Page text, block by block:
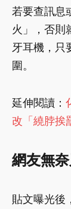
若要查訊息
火」，否則
牙耳機，只
圍。
延伸閱讀：
改「繞脖挨
網友無
貼文曝光後